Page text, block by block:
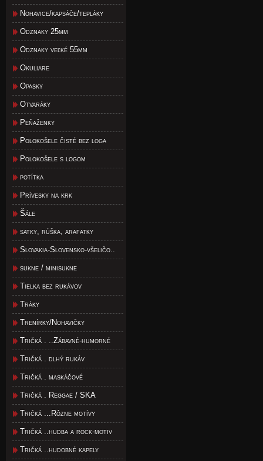
Nohavice/kapsáče/tepláky
Odznaky 25mm
Odznaky veľké 55mm
Okuliare
Opasky
Otvaráky
Peňaženky
Polokošele čisté bez loga
Polokošele s logom
potítka
Prívesky na krk
Šále
satky, rúška, arafatky
Slovakia-Slovensko-všeličo..
sukne / minisukne
Tielka bez rukávov
Tráky
Trenírky/Nohavičky
Tričká . ..Zábavné-humorné
Tričká . dlhý rukáv
Tričká . maskáčové
Tričká . Reggae / SKA
Tričká ...Rôzne motívy
Tričká ..hudba a rock-motiv
Tričká ..hudobné kapely